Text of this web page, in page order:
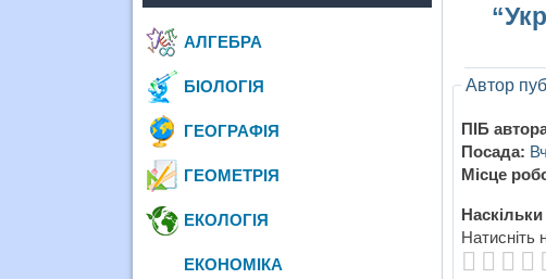
Автор
ПІБ
Посада:
Місце
Натисніть
АЛГЕБРА
БІОЛОГІЯ
ГЕОГРАФІЯ
ГЕОМЕТРІЯ
ЕКОЛОГІЯ
ЕКОНОМІКА